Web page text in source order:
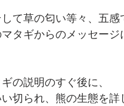
て草の匂い等々、五感
タギからのメッセー
の説明のすぐ後に、
切られ、熊の生態を